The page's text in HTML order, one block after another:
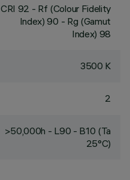
CRI 92 - Rf (Colour Fidelity
Index) 90 - Rg (Gamut
Index) 98
3500 K
2
>50,000h - L90 - B10 (Ta
25°C)